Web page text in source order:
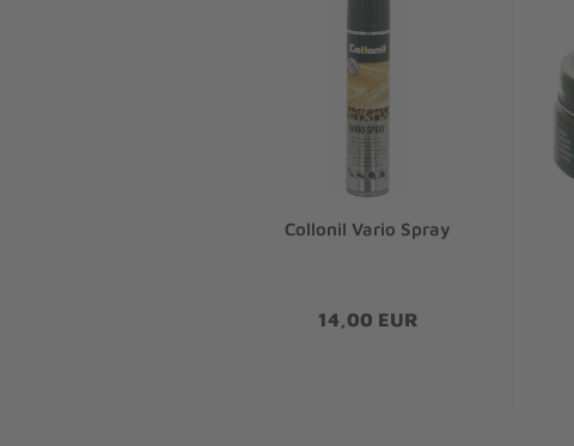
Collonil Vario Spray
14,00 EUR